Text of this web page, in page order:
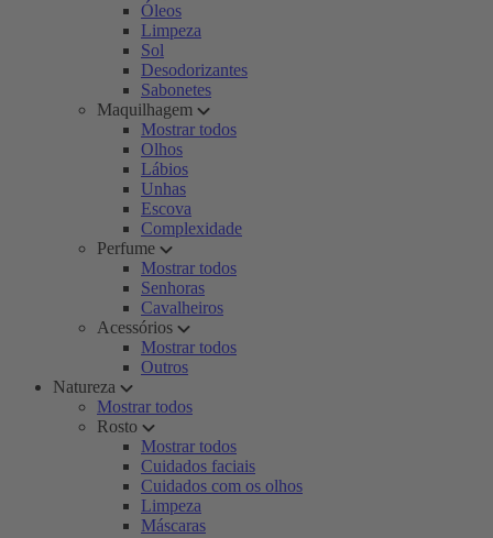
Óleos
Limpeza
Sol
Desodorizantes
Sabonetes
Maquilhagem
Mostrar todos
Olhos
Lábios
Unhas
Escova
Complexidade
Perfume
Mostrar todos
Senhoras
Cavalheiros
Acessórios
Mostrar todos
Outros
Natureza
Mostrar todos
Rosto
Mostrar todos
Cuidados faciais
Cuidados com os olhos
Limpeza
Máscaras